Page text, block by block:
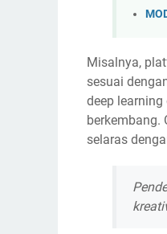
Misalnya,
sesuai
deep
berkembang.
selaras